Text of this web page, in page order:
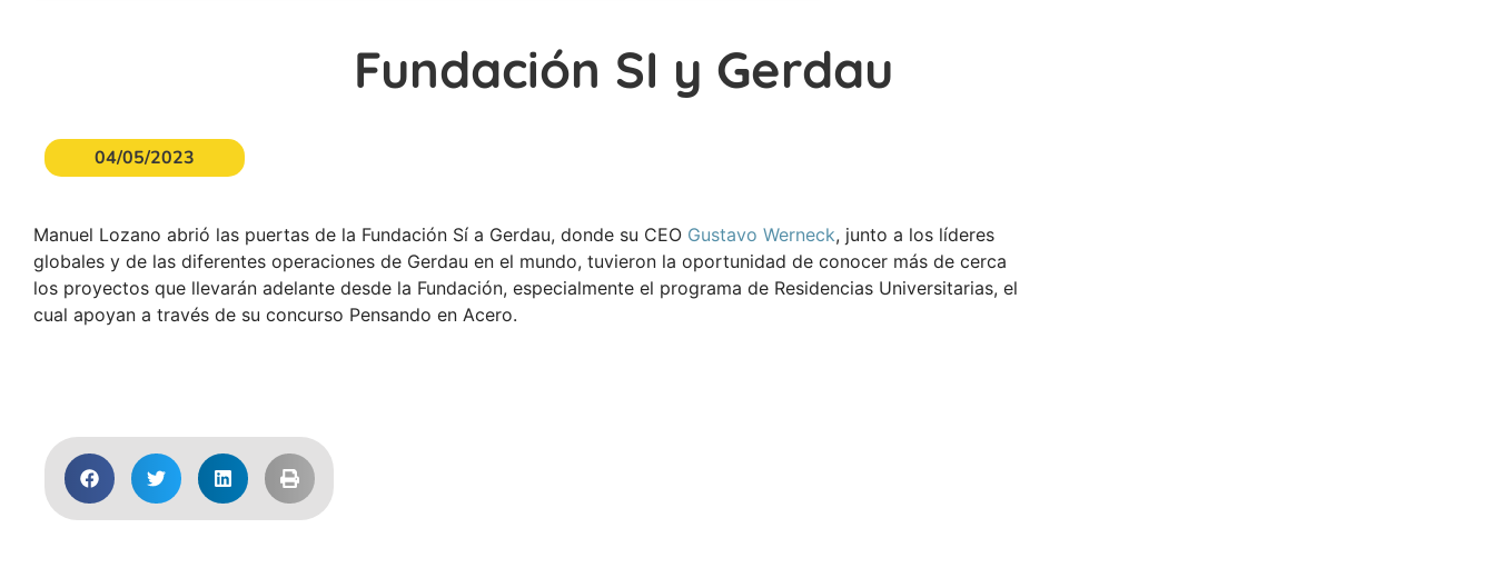
Fundación SI y Gerdau
04/05/2023
Manuel Lozano abrió las puertas de la Fundación Sí a Gerdau, donde su CEO Gustavo Werneck, junto a los líderes
globales y de las diferentes operaciones de Gerdau en el mundo, tuvieron la oportunidad de conocer más de cerca
los proyectos que llevarán adelante desde la Fundación, especialmente el programa de Residencias Universitarias, el
cual apoyan a través de su concurso Pensando en Acero.